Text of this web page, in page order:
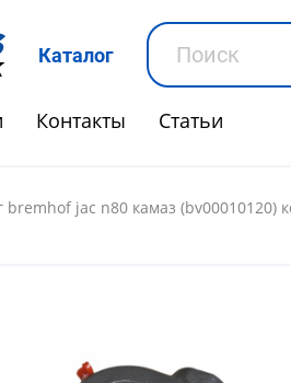
Каталог
Контакты Статьи
bremhof jac n80 камаз (bv00010120)